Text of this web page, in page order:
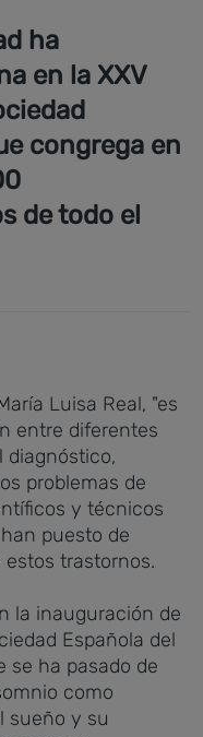
ha
en la XXV
congrega en
de todo el
Luisa Real, "es
entre diferentes
diagnóstico,
problemas de
y técnicos
puesto de
trastornos.
la inauguración de
Española del
se ha pasado de
como
sueño y su